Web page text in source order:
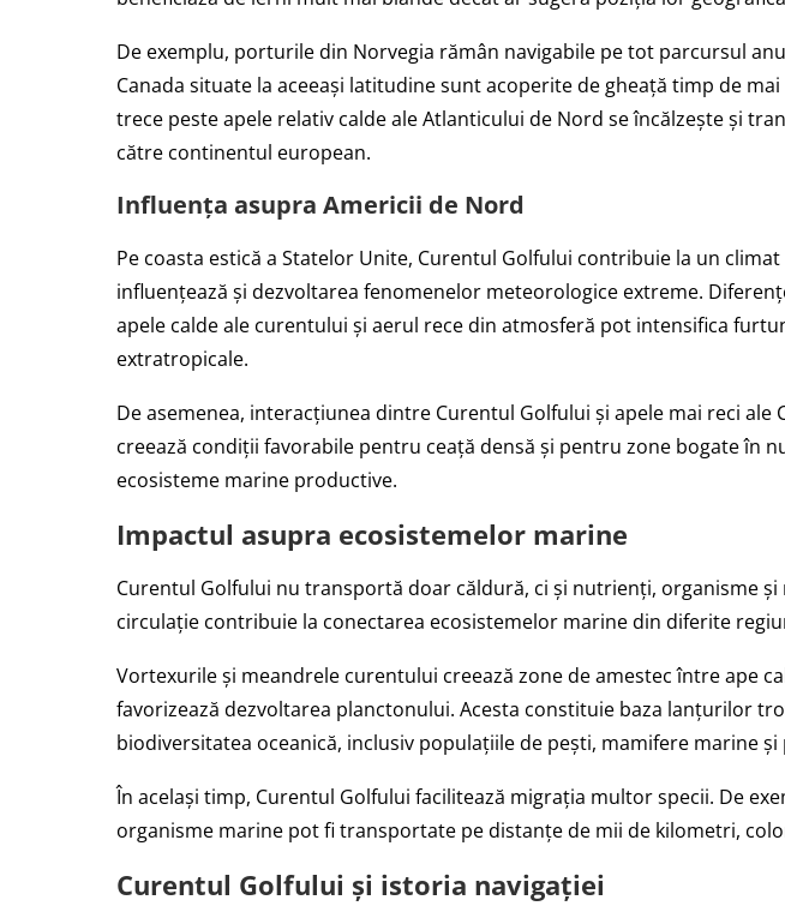
De exemplu, porturile din Norvegia rămân navigabile pe tot parcursul
Canada situate la aceeași latitudine sunt acoperite de gheață timp de
trece peste apele relativ calde ale Atlanticului de Nord se încălzește și
către continentul european.
Influența asupra Americii de Nord
Pe coasta estică a Statelor Unite, Curentul Golfului contribuie la un
influențează și dezvoltarea fenomenelor meteorologice extreme.
apele calde ale curentului și aerul rece din atmosferă pot intensifica
extratropicale.
De asemenea, interacțiunea dintre Curentul Golfului și apele mai reci ale
creează condiții favorabile pentru ceață densă și pentru zone bogate în
ecosisteme marine productive.
Impactul asupra ecosistemelor marine
Curentul Golfului nu transportă doar căldură, ci și nutrienți, organisme și
circulație contribuie la conectarea ecosistemelor marine din diferite
Vortexurile și meandrele curentului creează zone de amestec între ape
favorizează dezvoltarea planctonului. Acesta constituie baza lanțurilor
biodiversitatea oceanică, inclusiv populațiile de pești, mamifere marine și
În același timp, Curentul Golfului facilitează migrația multor specii. De
organisme marine pot fi transportate pe distanțe de mii de kilometri,
Curentul Golfului și istoria navigației